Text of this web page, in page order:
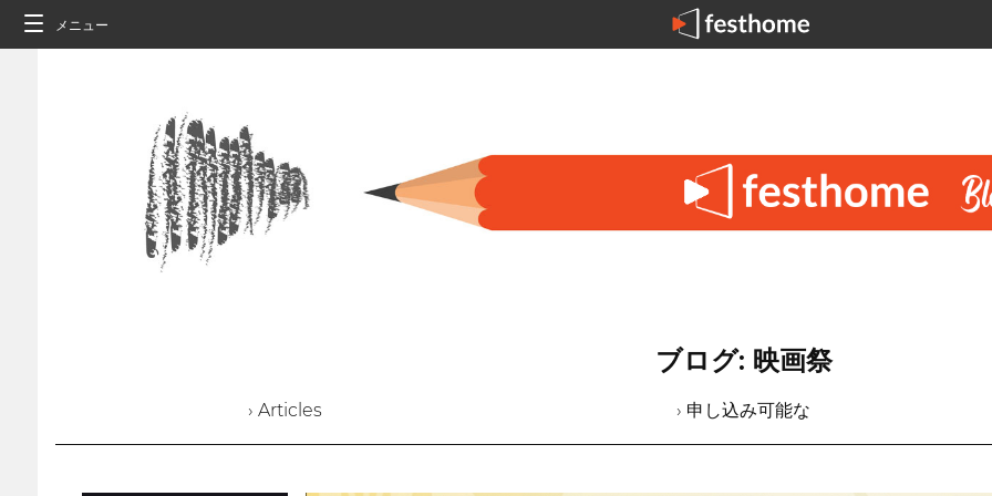
メニュー
ブログ: 映画祭
› Articles › 申し込み可能な